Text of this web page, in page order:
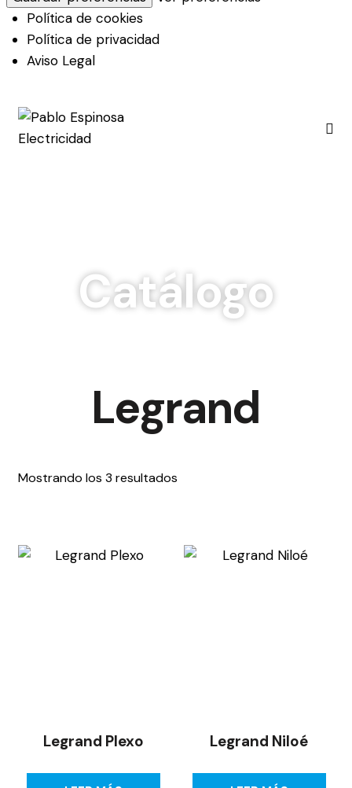
Política de cookies
Política de privacidad
Aviso Legal
Catálogo
Legrand
Mostrando los 3 resultados
Legrand Plexo Legrand Niloé